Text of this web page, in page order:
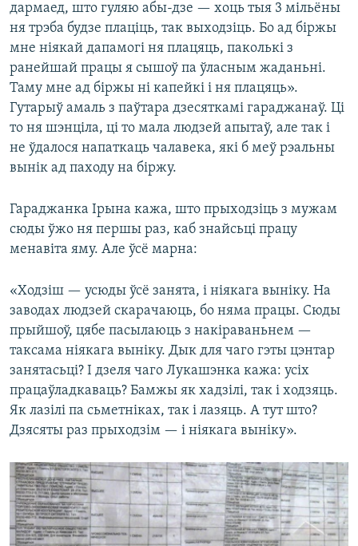
дармаед, што гуляю абы-дзе — хоць тыя 3 мільёны
ня трэба будзе плаціць, так выходзіць. Бо ад біржы
мне ніякай дапамогі ня плацяць, паколькі з
ранейшай працы я сышоў па ўласным жаданьні.
Таму мне ад біржы ні капейкі і ня плацяць».
Гутарыў амаль з паўтара дзесяткамі гараджанаў. Ці
то ня шэнціла, ці то мала людзей апытаў, але так і
не ўдалося напаткаць чалавека, які б меў рэальны
вынік ад паходу на біржу.
Гараджанка Ірына кажа, што прыходзіць з мужам
сюды ўжо ня першы раз, каб знайсьці працу
менавіта яму. Але ўсё марна:
«Ходзіш — усюды ўсё занята, і ніякага выніку. На
заводах людзей скарачаюць, бо няма працы. Сюды
прыйшоў, цябе пасылаюць з накіраваньнем —
таксама ніякага выніку. Дык для чаго гэты цэнтар
занятасьці? І дзеля чаго Лукашэнка кажа: усіх
працаўладкаваць? Бамжы як хадзілі, так і ходзяць.
Як лазілі па сьметніках, так і лазяць. А тут што?
Дзясяты раз прыходзім — і ніякага выніку».